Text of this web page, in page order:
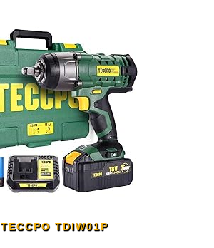
TECCPO TDIW01P